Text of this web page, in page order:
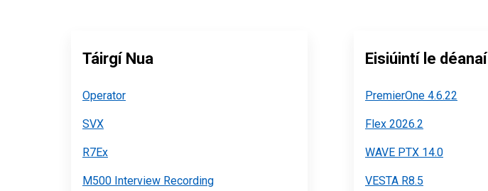
Táirgí Nua
Operator
SVX
R7Ex
M500 Interview Recording
Eisiúintí le déanaí
PremierOne 4.6.22
Flex 2026.2
WAVE PTX 14.0
VESTA R8.5